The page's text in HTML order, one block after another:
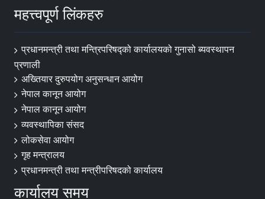
महत्त्वपूर्ण लिंकहरु
प्रधानमन्त्री तथा मन्त्रिपरिषद्को कार्यालयको गुनासो ब्यवस्थापन
प्रणाली
अख्तियार दुरुपयोग अनुसन्धान आयोग
नेपाल कानून आयोग
नेपाल कानून आयोग
व्यवस्थापिका संसद
लोकसेवा आयोग
गृह मन्त्रालय
प्रधानमन्त्री तथा मन्त्रीपरिषदको कार्यालय
कार्यालय समय